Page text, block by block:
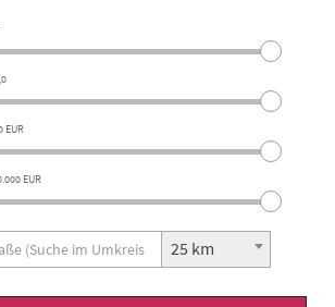
EUR
EUR
25 km